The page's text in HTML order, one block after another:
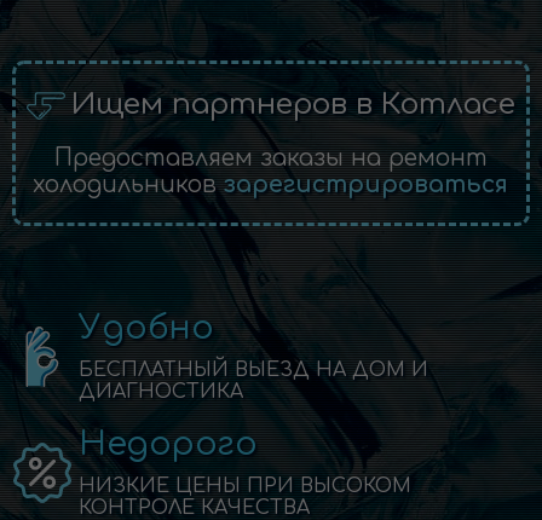
Ищем партнеров в Котласе
Предоставляем заказы на ремонт
холодильниковзарегистрироваться
Удобно
БЕСПЛАТНЫЙ ВЫЕЗД НА ДОМ И
ДИАГНОСТИКА
Недорого
НИЗКИЕ ЦЕНЫ ПРИ ВЫСОКОМ
КОНТРОЛЕ КАЧЕСТВА